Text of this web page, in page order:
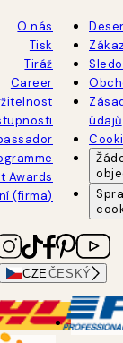
O nás
Tisk
Tiráž
Career
Awards
(firma)
údajů
CZE ČESKÝ